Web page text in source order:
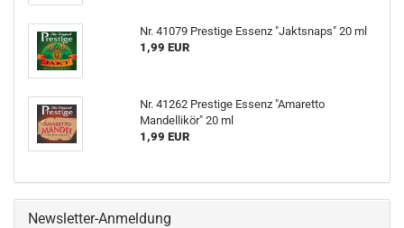
Nr. 41079 Prestige Essenz "Jaktsnaps" 20 ml
1,99 EUR
Nr. 41262 Prestige Essenz "Amaretto
Mandellikör" 20 ml
1,99 EUR
Newsletter-Anmeldung